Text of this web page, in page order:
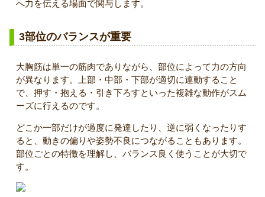
へ力を伝える場面で関与します。
3部位のバランスが重要
大胸筋は単一の筋肉でありながら、部位によって力の方向
が異なります。上部・中部・下部が適切に連動すること
で、押す・抱える・引き下ろすといった複雑な動作がスム
ーズに行えるのです。
どこか一部だけが過度に発達したり、逆に弱くなったりす
ると、動きの偏りや姿勢不良につながることもあります。
部位ごとの特徴を理解し、バランス良く使うことが大切で
す。